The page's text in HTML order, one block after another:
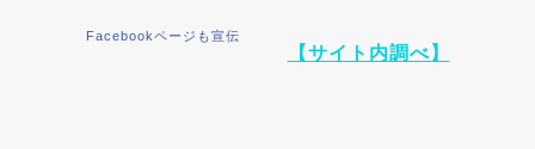
Facebookページも宣伝
【サイト内調べ】